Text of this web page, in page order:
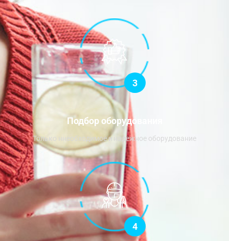
3
Подбор оборудования
Только ннеобходимое и надежное оборудование
4